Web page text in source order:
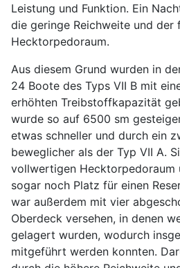
Leistung und Funktion. Ein
die geringe Reichweite und der
Hecktorpedoraum.
Aus diesem Grund wurden in
24 Boote des Typs VII B mit
erhöhten Treibstoffkapazität
wurde so auf 6500 sm
etwas schneller und durch ein
beweglicher als der Typ VII A.
vollwertigen Hecktorpedoraum
sogar noch Platz für einen
war außerdem mit vier
Oberdeck versehen, in denen
gelagert wurden, wodurch
mitgeführt werden konnten.